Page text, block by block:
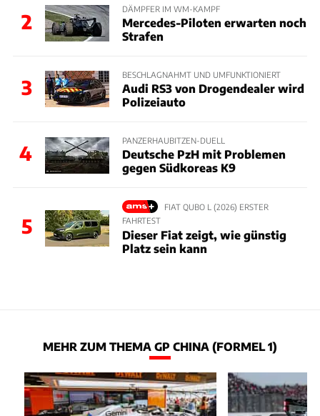
2
DÄMPFER IM WM-KAMPF
Mercedes-Piloten erwarten noch
Strafen
3
BESCHLAGNAHMT UND UMFUNKTIONIERT
Audi RS3 von Drogendealer wird
Polizeiauto
4
PANZERHAUBITZEN-DUELL
Deutsche PzH mit Problemen
gegen Südkoreas K9
5
FIAT QUBO L (2026) ERSTER
FAHRTEST
Dieser Fiat zeigt, wie günstig
Platz sein kann
MEHR ZUM THEMA GP CHINA (FORMEL 1)